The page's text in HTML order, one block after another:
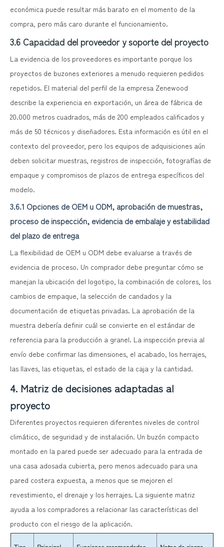
económica puede resultar más barato en el momento de la
compra, pero más caro durante el funcionamiento.
3.6 Capacidad del proveedor y soporte del proyecto
La evidencia de los proveedores es importante porque los
proyectos de buzones exteriores a menudo requieren pedidos
repetidos. El material del perfil de la empresa Zenewood
describe la experiencia en exportación, un área de fábrica de
20.000 metros cuadrados, más de 200 empleados calificados y
más de 50 técnicos y diseñadores. Esta información es útil en el
contexto del proveedor, pero los equipos de adquisiciones aún
deben solicitar muestras, registros de inspección, fotografías de
empaque y compromisos de plazos de entrega específicos del
modelo.
3.6.1 Opciones de OEM u ODM, aprobación de muestras,
proceso de inspección, evidencia de embalaje y estabilidad
del plazo de entrega
La flexibilidad de OEM u ODM debe evaluarse a través de
evidencia de proceso. Un comprador debe preguntar cómo se
manejan la ubicación del logotipo, la combinación de colores, los
cambios de empaque, la selección de candados y la
documentación de etiquetas privadas. La aprobación de la
muestra debería definir cuál se convierte en el estándar de
referencia para la producción a granel. La inspección previa al
envío debe confirmar las dimensiones, el acabado, los herrajes,
las llaves, las etiquetas, el estado de la caja y la cantidad.
4. Matriz de decisiones adaptadas al
proyecto
Diferentes proyectos requieren diferentes niveles de control
climático, de seguridad y de instalación. Un buzón compacto
montado en la pared puede ser adecuado para la entrada de
una casa adosada cubierta, pero menos adecuado para una
pared costera expuesta, a menos que se mejoren el
revestimiento, el drenaje y los herrajes. La siguiente matriz
ayuda a los compradores a relacionar las características del
producto con el riesgo de la aplicación.